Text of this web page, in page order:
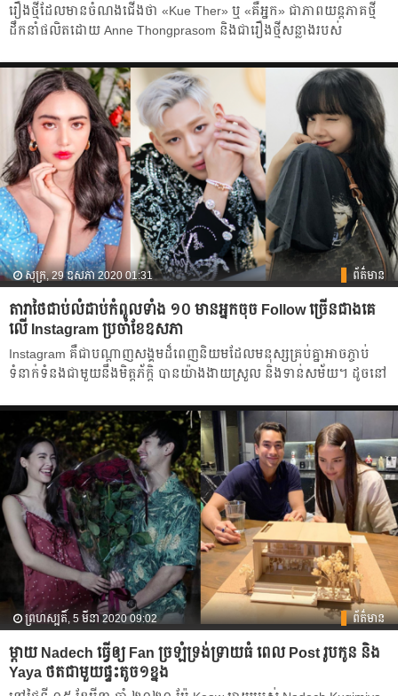
រឿង​ថ្មី​ដែល​មាន​ចំណងជើង​ថា​ «Kue Ther» ឬ «គឺអ្នក» ជា​ភាព​យន្ត​ភាគ​ថ្មី​​
ដឹក​នាំ​ផលិត​ដោយ​ Anne Thongprasom និង​ជា​រឿង​ថ្មី​សន្លាង​របស់​
សុក្រ, 29 ឧសភា 2020 01:31 ព័ត៌មាន
តារាថៃជាប់លំដាប់កំពូល​ទាំង ១០ មាន​អ្នក​ចុច Follow ច្រើនជាងគេ​
លើ Instagram ប្រចាំខែឧសភា​
Instagram គឺ​ជាបណ្ដាញ​សង្គម​ដ៏​ពេញ​និយមដែល​មនុស្សគ្រប់គ្នា​អាច​ភ្ចាប់
ទំនាក់ទំនងជាមួយ​នឹង​មិត្តភ័ក្ដិ​ បាន​យ៉ាង​ងាយ​ស្រួល​ និង​ទាន់សម័យ។ ដូច​នៅ​
ព្រហស្បតិ៍, 5 មីនា 2020 09:02 ព័ត៌មាន
ម្ដាយ​ Nadech ធ្វើ​ឲ្យ​ Fan ​ច្រឡំទ្រង់ទ្រាយធំ ពេល​ Post រូបកូន និង​
Yaya ថតជាមួយផ្ទះតូច១ខ្នង